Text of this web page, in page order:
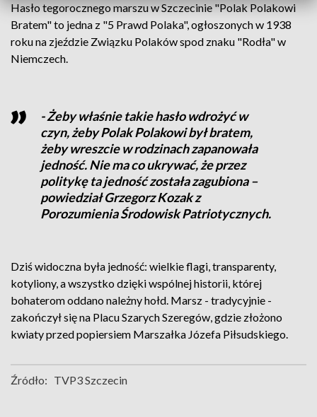
Hasło tegorocznego marszu w Szczecinie "Polak Polakowi
Bratem" to jedna z "5 Prawd Polaka", ogłoszonych w 1938
roku na zjeździe Związku Polaków spod znaku "Rodła" w
Niemczech.
- Żeby właśnie takie hasło wdrożyć w
czyn, żeby Polak Polakowi był bratem,
żeby wreszcie w rodzinach zapanowała
jedność. Nie ma co ukrywać, że przez
politykę ta jedność została zagubiona –
powiedział Grzegorz Kozak z
Porozumienia Środowisk Patriotycznych.
Dziś widoczna była jedność: wielkie flagi, transparenty,
kotyliony, a wszystko dzięki wspólnej historii, której
bohaterom oddano należny hołd. Marsz - tradycyjnie -
zakończył się na Placu Szarych Szeregów, gdzie złożono
kwiaty przed popiersiem Marszałka Józefa Piłsudskiego.
Źródło: TVP3 Szczecin